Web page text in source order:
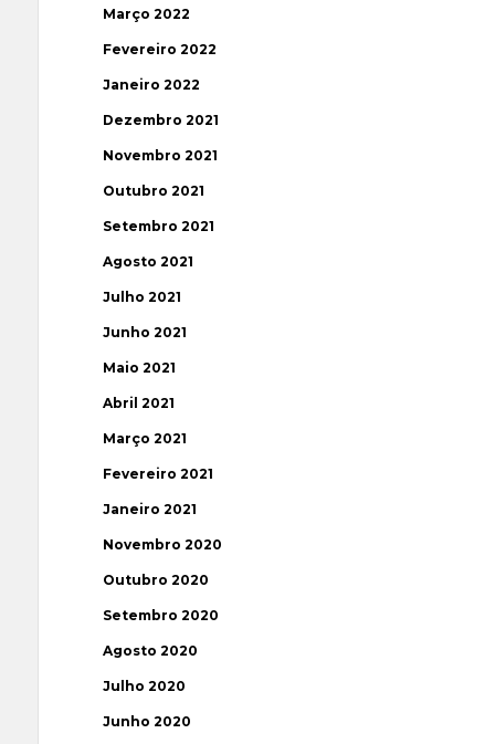
Março 2022
Fevereiro 2022
Janeiro 2022
Dezembro 2021
Novembro 2021
Outubro 2021
Setembro 2021
Agosto 2021
Julho 2021
Junho 2021
Maio 2021
Abril 2021
Março 2021
Fevereiro 2021
Janeiro 2021
Novembro 2020
Outubro 2020
Setembro 2020
Agosto 2020
Julho 2020
Junho 2020